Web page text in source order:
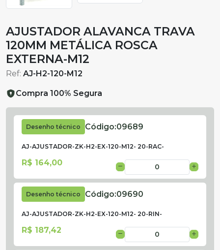
AJUSTADOR ALAVANCA TRAVA
120MM METÁLICA ROSCA
EXTERNA-M12
Ref: AJ-H2-120-M12
Compra 100% Segura
Desenho técnico Código:09689
AJ-AJUSTADOR-ZK-H2-EX-120-M12- 20-RAC-
R$ 164,00
Desenho técnico Código:09690
AJ-AJUSTADOR-ZK-H2-EX-120-M12- 20-RIN-
R$ 187,42